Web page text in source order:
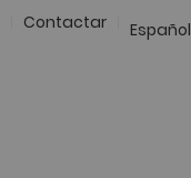
Contactar Español